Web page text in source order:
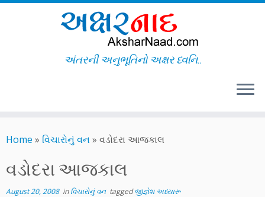
to
અંતરની અનુભૂતિનો અક્ષર ધ્વનિ..
Home » વિચારોનું વન» વડોદરા આજકાલ
વડોદરા આજકાલ
August 20, 2008inવિચારોનું વન taggedજીજ્ઞેશ અધ્યારૂ